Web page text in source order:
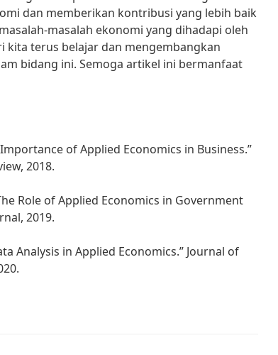
dan memberikan kontribusi yang lebih baik
masalah ekonomi yang dihadapi oleh
kita terus belajar dan mengembangkan
bidang ini. Semoga artikel ini bermanfaat
of Applied Economics in Business.”
2018.
Role of Applied Economics in Government
2019.
Analysis in Applied Economics.” Journal of